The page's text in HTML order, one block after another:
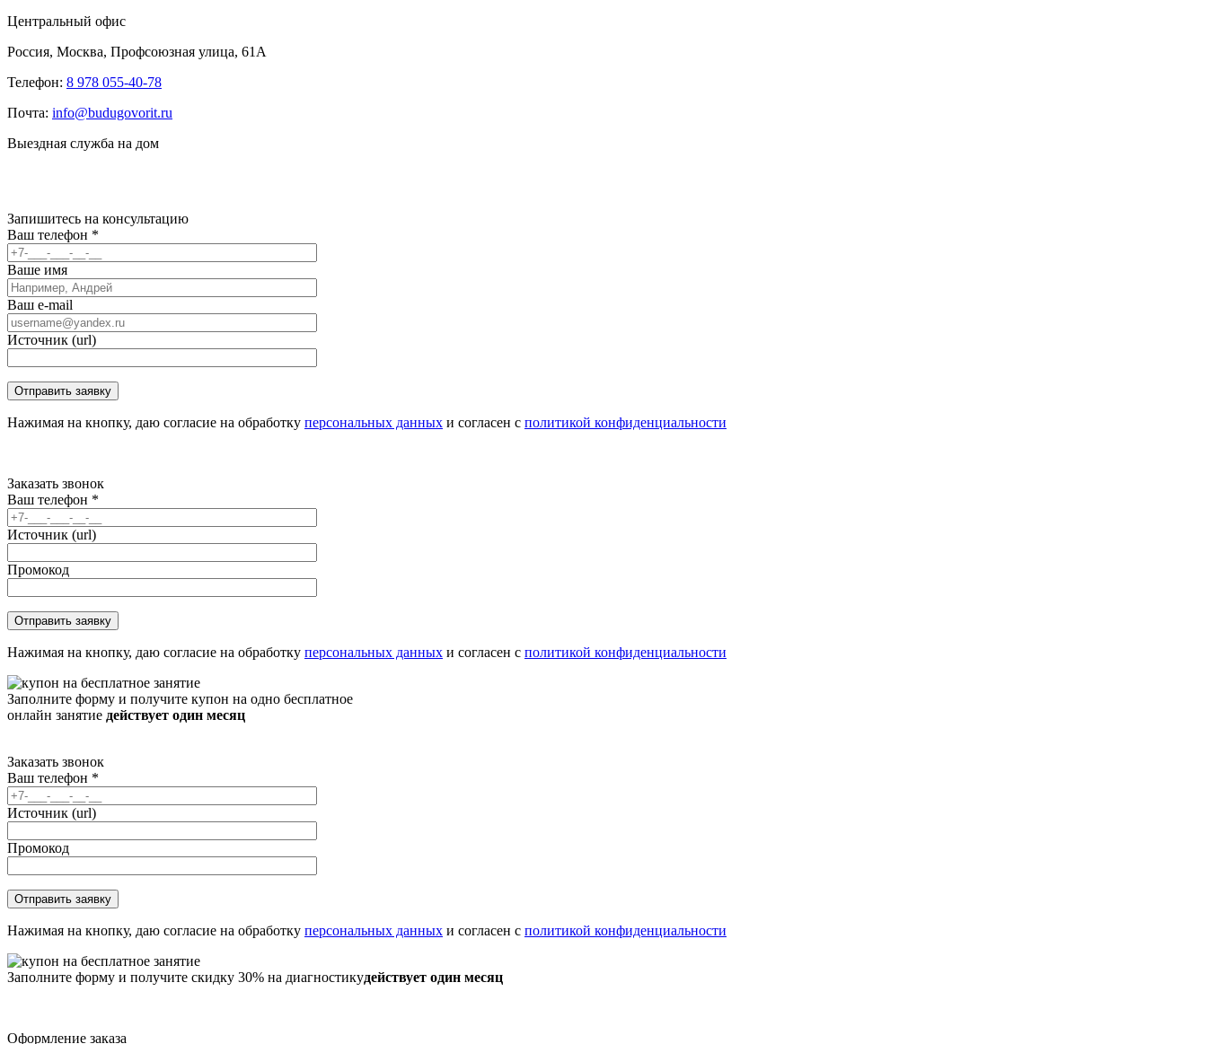
Центральный офис
Россия, Москва, Профсоюзная улица, 61А
Телефон: 8 978 055-40-78
Почта: info@budugovorit.ru
Выездная служба на дом
Запишитесь на консультацию
Ваш телефон *
Ваше имя
Ваш e-mail
Источник (url)
Нажимая на кнопку, даю согласие на обработку персональных данных и согласен с политикой конфиденциальности
Заказать звонок
Ваш телефон *
Источник (url)
Промокод
Нажимая на кнопку, даю согласие на обработку персональных данных и согласен с политикой конфиденциальности
Заполните форму и получите купон на одно бесплатное
онлайн занятие действует один месяц
Заказать звонок
Ваш телефон *
Источник (url)
Промокод
Нажимая на кнопку, даю согласие на обработку персональных данных и согласен с политикой конфиденциальности
Заполните форму и получите скидку 30% на диагностикудействует один месяц
Оформление заказа